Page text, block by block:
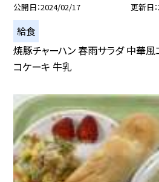
公開日 2024/02/17 更新日
給食
焼豚チャーハン 春雨サラダ 中華風
コケーキ 牛乳